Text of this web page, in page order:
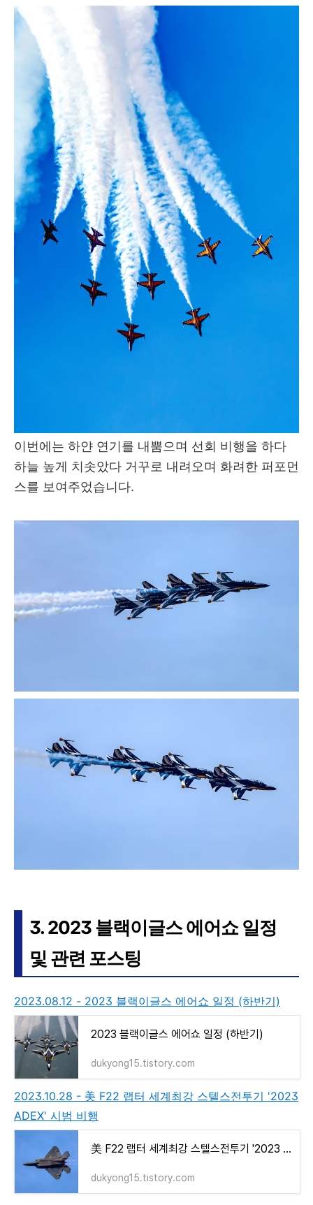
이번에는 하얀 연기를 내뿜으며 선회 비행을 하다
하늘 높게 치솟았다 거꾸로 내려오며 화려한 퍼포먼
스를 보여주었습니다.
3. 2023 블랙이글스 에어쇼 일정
및 관련 포스팅
2023.08.12 - 2023 블랙이글스 에어쇼 일정 (하반기)
2023 블랙이글스 에어쇼 일정 (하반기)
dukyong15.tistory.com
2023.10.28 - 美 F22 랩터 세계최강 스텔스전투기 '2023
ADEX' 시범 비행
美 F22 랩터 세계최강 스텔스전투기 '2023 ADEX' 시범 비행
dukyong15.tistory.com